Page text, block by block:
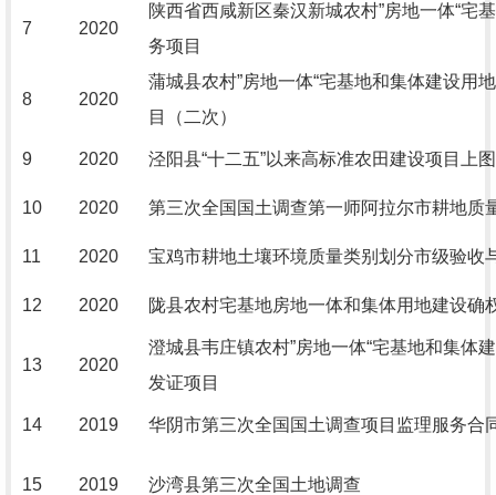
7 2020
陕西省西咸新区秦汉新城农村”房地一体“宅
务项目
8 2020
蒲城县农村”房地一体“宅基地和集体建设用
目（二次）
9 2020 泾阳县“十二五”以来高标准农田建设项目上
10 2020 第三次全国国土调查第一师阿拉尔市耕地质
11 2020 宝鸡市耕地土壤环境质量类别划分市级验收
12 2020 陇县农村宅基地房地一体和集体用地建设确
13 2020
澄城县韦庄镇农村”房地一体“宅基地和集体
发证项目
14 2019 华阴市第三次全国国土调查项目监理服务合
15 2019 沙湾县第三次全国土地调查